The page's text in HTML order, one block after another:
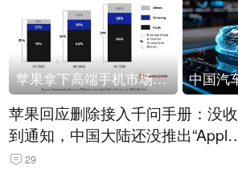
苹果拿下高端手机市场65%的份额：iPhone 17系列功不可没
苹果回应删除接入千问手册：没收
到通知，中国大陆还没推出“Apple
智能使用千问”功能
29